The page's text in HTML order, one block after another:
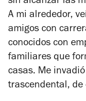
A mi alrededor,
amigos con
conocidos con
familiares que
casas. Me
trascendental, de